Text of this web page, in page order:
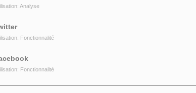
Analyse
Fonctionnalité
Fonctionnalité
être connecté pour commenter